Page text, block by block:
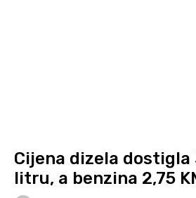
Cijena dizela dostigla
litru, a benzina 2,75